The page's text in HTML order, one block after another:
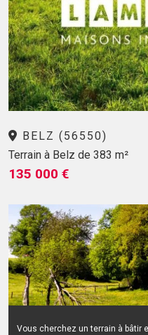
BELZ (56550)
Terrain à Belz de 383 m²
135 000 €
Vous cherchez un terrain à bâtir